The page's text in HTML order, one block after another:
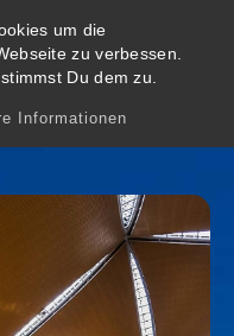
um die
zu verbessen.
Du dem zu.
Informationen